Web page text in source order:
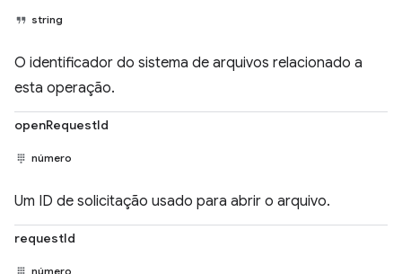
string
O identificador do sistema de arquivos relacionado a
esta operação.
openRequestId
número
Um ID de solicitação usado para abrir o arquivo.
requestId
número